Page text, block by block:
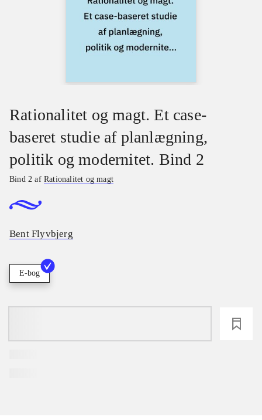
Rationalitet og magt. Et case-
baseret studie af planlægning,
politik og modernitet. Bind 2
Bind 2 afRationalitet og magt
Bent Flyvbjerg
E-bog